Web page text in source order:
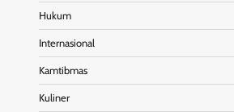
Hukum
Internasional
Kamtibmas
Kuliner